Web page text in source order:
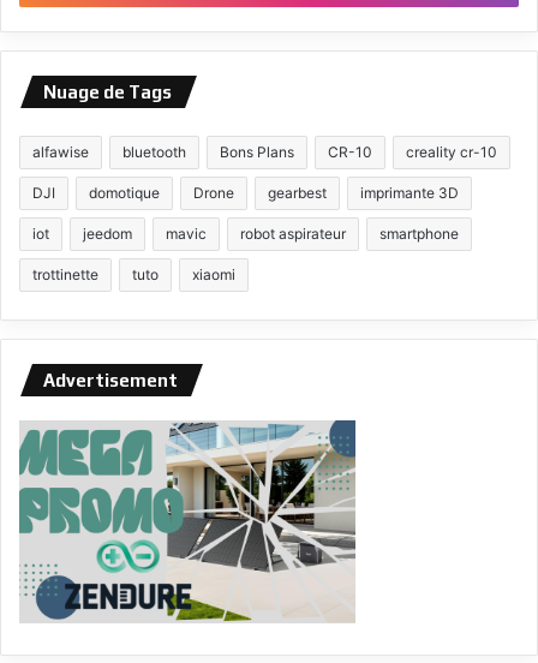
Nuage de Tags
alfawise bluetooth Bons Plans CR-10 creality cr-10
DJI domotique Drone gearbest imprimante 3D
iot jeedom mavic robot aspirateur smartphone
trottinette tuto xiaomi
Advertisement